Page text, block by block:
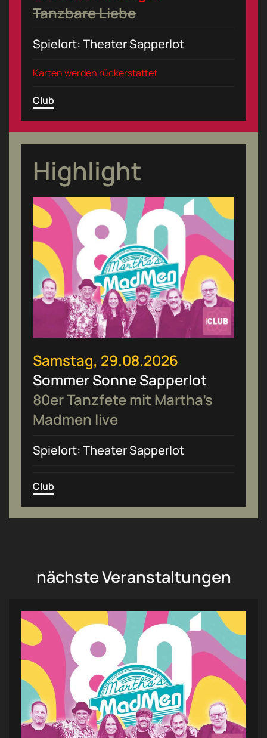
Tanzbare Liebe
Spielort: Theater Sapperlot
Karten werden rückerstattet
Club
Highlight
Samstag, 29.08.2026
Sommer Sonne Sapperlot
80er Tanzfete mit Martha’s
Madmen live
Spielort: Theater Sapperlot
Club
nächste Veranstaltungen